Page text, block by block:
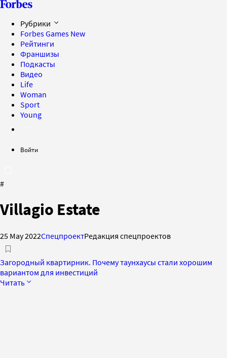
Рубрики
Forbes Games New
Рейтинги
Франшизы
Подкасты
Видео
Life
Woman
Sport
Young
Войти
#
Villagio Estate
25 May 2022СпецпроектРедакция спецпроектов
Загородный квартирник. Почему таунхаусы стали хорошим
вариантом для инвестиций
Читать